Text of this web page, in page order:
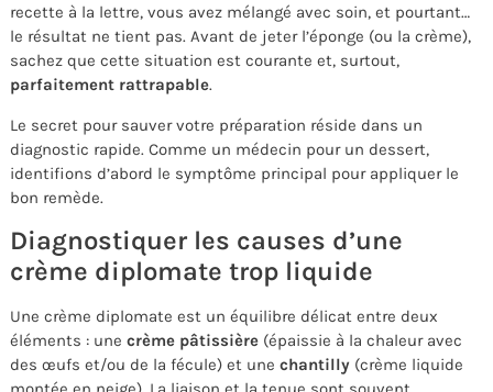
recette à la lettre, vous avez mélangé avec soin, et pourtant…
le résultat ne tient pas. Avant de jeter l’éponge (ou la crème),
sachez que cette situation est courante et, surtout,
parfaitement rattrapable.
Le secret pour sauver votre préparation réside dans un
diagnostic rapide. Comme un médecin pour un dessert,
identifions d’abord le symptôme principal pour appliquer le
bon remède.
Diagnostiquer les causes d’une
crème diplomate trop liquide
Une crème diplomate est un équilibre délicat entre deux
éléments : une crème pâtissière (épaissie à la chaleur avec
des œufs et/ou de la fécule) et une chantilly (crème liquide